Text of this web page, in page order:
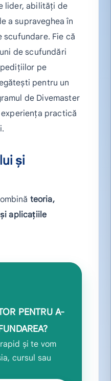
lider, abilități de
a supraveghea în
Fie că
de scufundări
pe
pentru un
de Divemaster
practică
și
teoria,
aplicațiile
PENTRU A-
și te vom
cursul sau